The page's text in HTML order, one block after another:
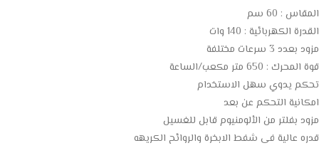
المقاس : 60 سم
القدرة الكهربائية : 140 وات
مزود بعدد 3 سرعات مختلفة
قوة المحرك : 650 متر مكعب/الساعة
تحكم يدوي سهل الاستخدام
امكانية التحكم عن بعد
مزود بفلتر من الألومنيوم قابل للغسيل
قدره عالية فى شفط الابخرة والروائح الكريهه